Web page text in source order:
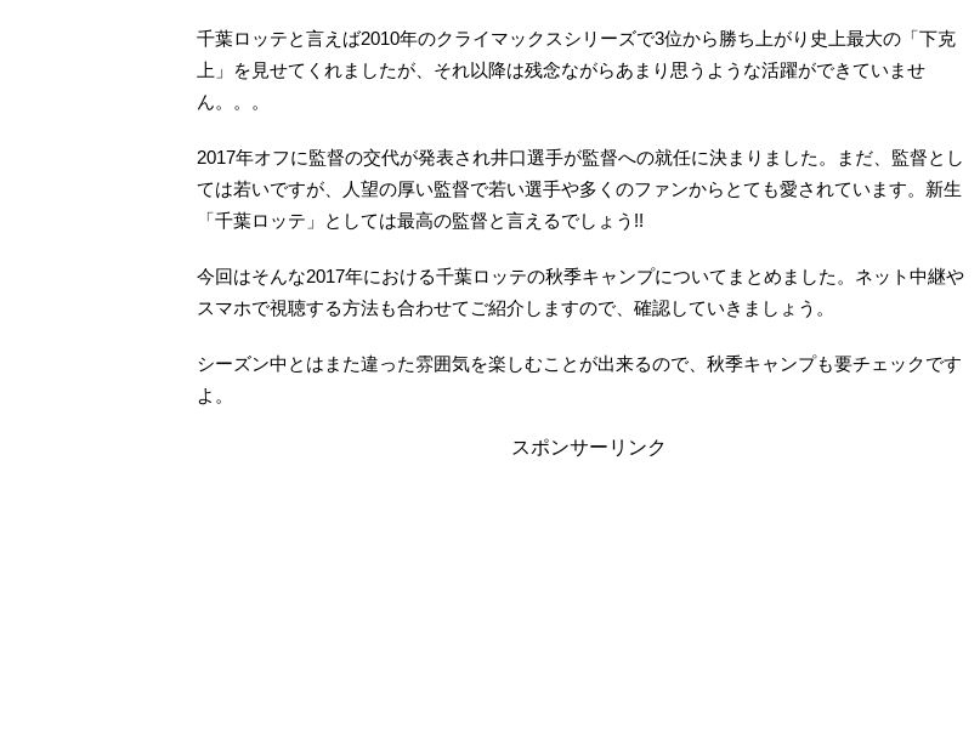
千葉ロッテと言えば2010年のクライマックスシリーズで3位から勝ち上がり史上最大の「下克
上」を見せてくれましたが、それ以降は残念ながらあまり思うような活躍ができていませ
ん。。。
2017年オフに監督の交代が発表され井口選手が監督への就任に決まりました。まだ、監督とし
ては若いですが、人望の厚い監督で若い選手や多くのファンからとても愛されています。新生
「千葉ロッテ」としては最高の監督と言えるでしょう!!
今回はそんな2017年における千葉ロッテの秋季キャンプについてまとめました。ネット中継や
スマホで視聴する方法も合わせてご紹介しますので、確認していきましょう。
シーズン中とはまた違った雰囲気を楽しむことが出来るので、秋季キャンプも要チェックです
よ。
スポンサーリンク